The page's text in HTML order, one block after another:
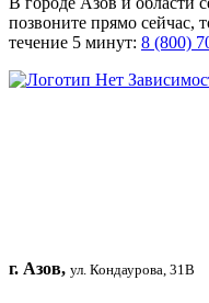
позвоните прямо сейчас,
течение 5 минут: 8 (800)
г. Азов, ул. Кондаурова, 31В